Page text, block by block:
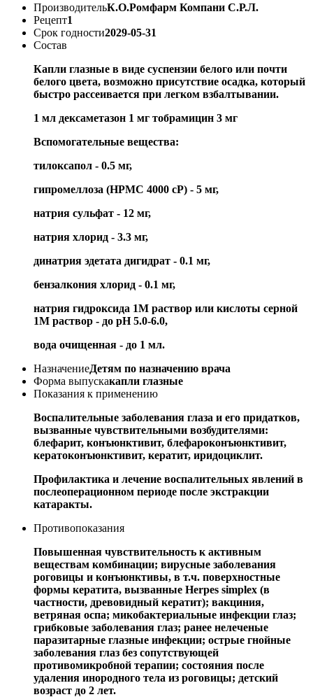
ПроизводительК.О.Ромфарм Компани С.Р.Л.
Рецепт1
Срок годности2029-05-31
Состав
Капли глазные в виде суспензии белого или почти
белого цвета, возможно присутствие осадка, который
быстро рассеивается при легком взбалтывании.
1 мл дексаметазон 1 мг тобрамицин 3 мг
Вспомогательные вещества:
тилоксапол - 0.5 мг,
гипромеллоза (HPMC 4000 cP) - 5 мг,
натрия сульфат - 12 мг,
натрия хлорид - 3.3 мг,
динатрия эдетата дигидрат - 0.1 мг,
бензалкония хлорид - 0.1 мг,
натрия гидроксида 1М раствор или кислоты серной
1М раствор - до pH 5.0-6.0,
вода очищенная - до 1 мл.
НазначениеДетям по назначению врача
Форма выпускакапли глазные
Показания к применению
Воспалительные заболевания глаза и его придатков,
вызванные чувствительными возбудителями:
блефарит, конъюнктивит, блефароконъюнктивит,
кератоконъюнктивит, кератит, иридоциклит.
Профилактика и лечение воспалительных явлений в
послеоперационном периоде после экстракции
катаракты.
Противопоказания
Повышенная чувствительность к активным
веществам комбинации; вирусные заболевания
роговицы и конъюнктивы, в т.ч. поверхностные
формы кератита, вызванные Herpes simplex (в
частности, древовидный кератит); вакциния,
ветряная оспа; микобактериальные инфекции глаз;
грибковые заболевания глаз; ранее нелеченые
паразитарные глазные инфекции; острые гнойные
заболевания глаз без сопутствующей
противомикробной терапии; состояния после
удаления инородного тела из роговицы; детский
возраст до 2 лет.